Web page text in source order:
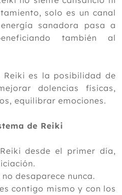
solo es un canal
sanadora pasa a
también al
es la posibilidad de
dolencias físicas,
equilibrar emociones.
de Reiki
desde el primer día,
desaparece nunca.
contigo mismo y con los